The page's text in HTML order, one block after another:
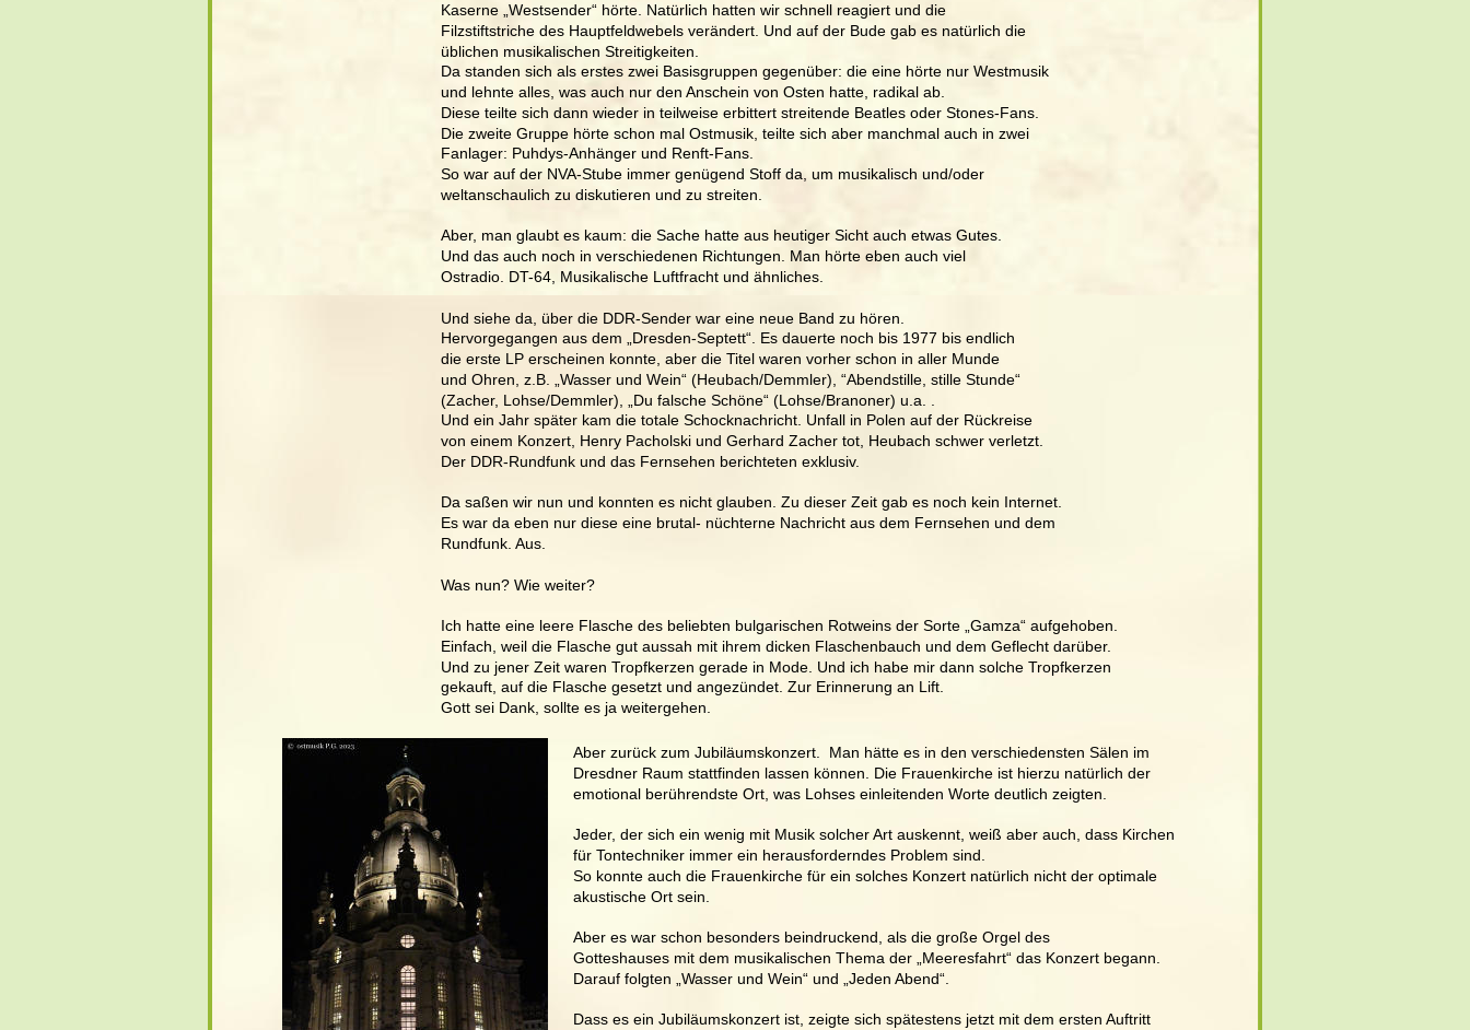
Kaserne „Westsender“ hörte. Natürlich hatten wir schnell reagiert und die
Filzstiftstriche des Hauptfeldwebels verändert. Und auf der Bude gab es natürlich die
üblichen musikalischen Streitigkeiten.
Da standen sich als erstes zwei Basisgruppen gegenüber: die eine hörte nur Westmusik
und lehnte alles, was auch nur den Anschein von Osten hatte, radikal ab.
Diese teilte sich dann wieder in teilweise erbittert streitende Beatles oder Stones-Fans.
Die zweite Gruppe hörte schon mal Ostmusik, teilte sich aber manchmal auch in zwei
Fanlager: Puhdys-Anhänger und Renft-Fans.
So war auf der NVA-Stube immer genügend Stoff da, um musikalisch und/oder
weltanschaulich zu diskutieren und zu streiten.
Aber, man glaubt es kaum: die Sache hatte aus heutiger Sicht auch etwas Gutes.
Und das auch noch in verschiedenen Richtungen. Man hörte eben auch viel
Ostradio. DT-64, Musikalische Luftfracht und ähnliches.
Und siehe da, über die DDR-Sender war eine neue Band zu hören.
Hervorgegangen aus dem „Dresden-Septett“. Es dauerte noch bis 1977 bis endlich
die erste LP erscheinen konnte, aber die Titel waren vorher schon in aller Munde
und Ohren, z.B. „Wasser und Wein“ (Heubach/Demmler), “Abendstille, stille Stunde“
(Zacher, Lohse/Demmler), „Du falsche Schöne“ (Lohse/Branoner) u.a. .
Und ein Jahr später kam die totale Schocknachricht. Unfall in Polen auf der Rückreise
von einem Konzert, Henry Pacholski und Gerhard Zacher tot, Heubach schwer verletzt.
Der DDR-Rundfunk und das Fernsehen berichteten exklusiv.
Da saßen wir nun und konnten es nicht glauben. Zu dieser Zeit gab es noch kein Internet.
Es war da eben nur diese eine brutal- nüchterne Nachricht aus dem Fernsehen und dem
Rundfunk. Aus.
Was nun? Wie weiter?
Ich hatte eine leere Flasche des beliebten bulgarischen Rotweins der Sorte „Gamza“ aufgehoben.
Einfach, weil die Flasche gut aussah mit ihrem dicken Flaschenbauch und dem Geflecht darüber.
Und zu jener Zeit waren Tropfkerzen gerade in Mode. Und ich habe mir dann solche Tropfkerzen
gekauft, auf die Flasche gesetzt und angezündet. Zur Erinnerung an Lift.
Gott sei Dank, sollte es ja weitergehen.
Aber zurück zum Jubiläumskonzert.  Man hätte es in den verschiedensten Sälen im
Dresdner Raum stattfinden lassen können. Die Frauenkirche ist hierzu natürlich der
emotional berührendste Ort, was Lohses einleitenden Worte deutlich zeigten.
Jeder, der sich ein wenig mit Musik solcher Art auskennt, weiß aber auch, dass Kirchen
für Tontechniker immer ein herausforderndes Problem sind.
So konnte auch die Frauenkirche für ein solches Konzert natürlich nicht der optimale
akustische Ort sein.
Aber es war schon besonders beindruckend, als die große Orgel des
Gotteshauses mit dem musikalischen Thema der „Meeresfahrt“ das Konzert begann.
Darauf folgten „Wasser und Wein“ und „Jeden Abend“.
Dass es ein Jubiläumskonzert ist, zeigte sich spätestens jetzt mit dem ersten Auftritt